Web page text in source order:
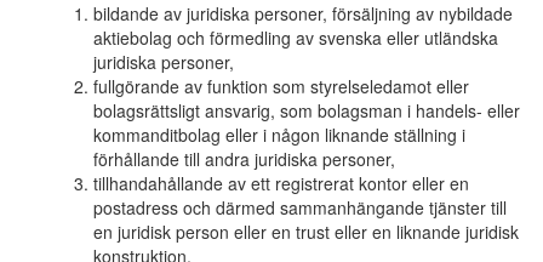
bildande av juridiska personer, försäljning av nybildade
aktiebolag och förmedling av svenska eller utländska
juridiska personer,
fullgörande av funktion som styrelseledamot eller
bolagsrättsligt ansvarig, som bolagsman i handels- eller
kommanditbolag eller i någon liknande ställning i
förhållande till andra juridiska personer,
tillhandahållande av ett registrerat kontor eller en
postadress och därmed sammanhängande tjänster till
en juridisk person eller en trust eller en liknande juridisk
konstruktion,